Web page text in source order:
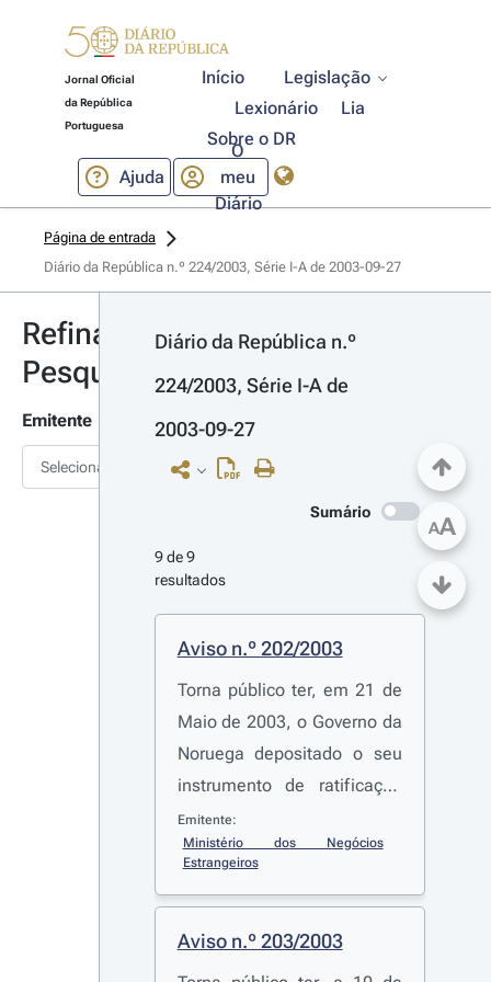
Jornal Oficial
da República
Portuguesa
Início
Legislação
Lexionário
Lia
Sobre o DR
Ajuda
O
meu
Diário
Página de entrada
Diário da República n.º 224/2003, Série I-A de 2003-09-27
Refinar
Pesquisa
Emitente
Selecionar
Diário da República n.º
224/2003, Série I-A de
2003-09-27
Sumário
9 de 9
resultados
Aviso n.º 202/2003
Torna público ter, em 21 de
Maio de 2003, o Governo da
Noruega depositado o seu
instrumento de ratificação
do Protocolo Que Consolida
a Convenção Internacional
Segurança da Navegação
Aérea EUROCONTROL, de
13 de Dezembro de 1960,
Emitente:
Ministério dos Negócios
Estrangeiros
Aviso n.º 203/2003
AA